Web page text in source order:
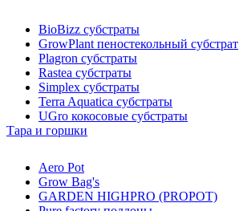
BioBizz cубстраты
GrowPlant пеностекольный субстрат
Plagron cубстраты
Rastea cубстраты
Simplex cубстраты
Terra Aquatica cубстраты
UGro кокосовые субстраты
Тара и горшки
Aero Pot
Grow Bag's
GARDEN HIGHPRO (PROPOT)